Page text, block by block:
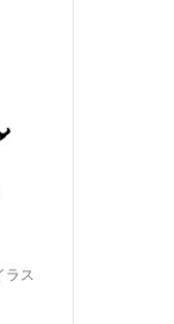
ラス